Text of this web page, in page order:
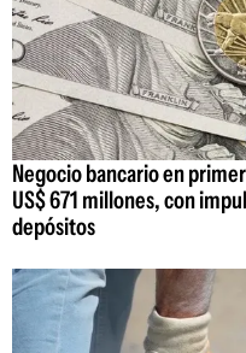
Negocio bancario en
US$ 671 millones, con
depósitos